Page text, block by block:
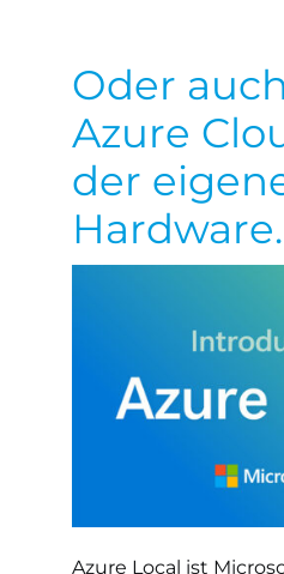
Oder
Azure
der
Hardware.
Azure Local ist